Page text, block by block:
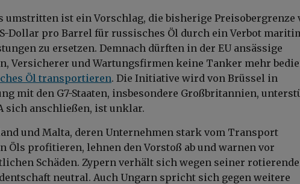
umstritten ist ein Vorschlag, die bisherige Preisobergrenze
Dollar pro Barrel für russisches Öl durch ein Verbot
zu ersetzen. Demnach dürften in der EU ansässige
Versicherer und Wartungsfirmen keine Tanker mehr
Öl transportieren. Die Initiative wird von Brüssel in
mit den G7-Staaten, insbesondere Großbritannien,
sich anschließen, ist unklar.
und Malta, deren Unternehmen stark vom Transport
Öls profitieren, lehnen den Vorstoß ab und warnen vor
Schäden. Zypern verhält sich wegen seiner
neutral. Auch Ungarn spricht sich gegen weitere